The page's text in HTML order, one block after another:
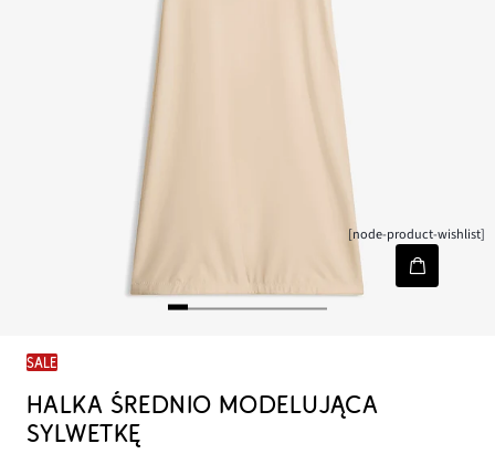
[node-product-wishlist]
SALE
HALKA ŚREDNIO MODELUJĄCA
SYLWETKĘ